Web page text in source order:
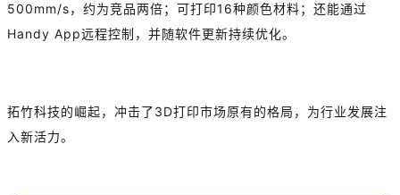
500mm/s，约为竞品两倍；可打印16种颜色材料；还能通过
Handy App远程控制，并随软件更新持续优化。
拓竹科技的崛起，冲击了3D打印市场原有的格局，为行业发展注
入新活力。